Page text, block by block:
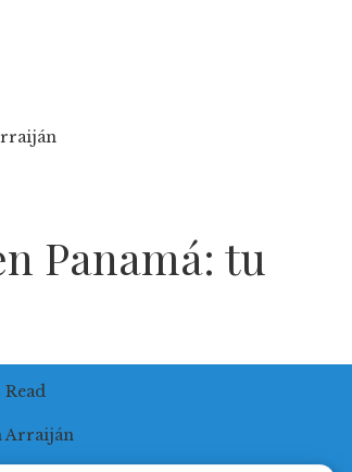
Panamá: tu
Read